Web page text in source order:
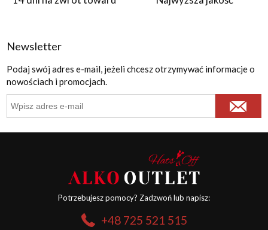
Newsletter
Podaj swój adres e-mail, jeżeli chcesz otrzymywać informacje o
nowościach i promocjach.
Potrzebujesz pomocy? Zadzwoń lub napisz:
+48 725 521 515